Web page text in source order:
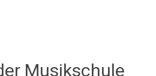
Musikschule